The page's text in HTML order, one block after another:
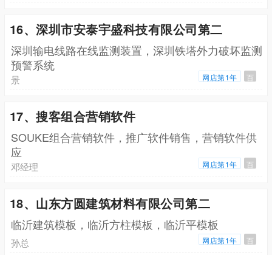
16、深圳市安泰宇盛科技有限公司第二
深圳输电线路在线监测装置，深圳铁塔外力破坏监测
预警系统
景 网店第1年 百
17、搜客组合营销软件
SOUKE组合营销软件，推广软件销售，营销软件供
应
邓经理 网店第1年 百
18、山东方圆建筑材料有限公司第二
临沂建筑模板，临沂方柱模板，临沂平模板
孙总 网店第1年 百